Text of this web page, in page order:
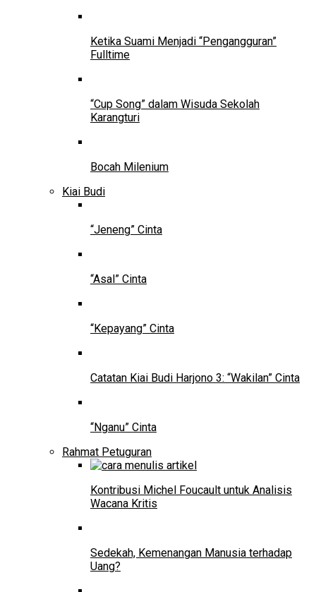
Ketika Suami Menjadi “Pengangguran”
Fulltime
“Cup Song” dalam Wisuda Sekolah
Karangturi
Bocah Milenium
Kiai Budi
“Jeneng” Cinta
“Asal” Cinta
“Kepayang” Cinta
Catatan Kiai Budi Harjono 3: “Wakilan” Cinta
“Nganu” Cinta
Rahmat Petuguran
Kontribusi Michel Foucault untuk Analisis
Wacana Kritis
Sedekah, Kemenangan Manusia terhadap
Uang?